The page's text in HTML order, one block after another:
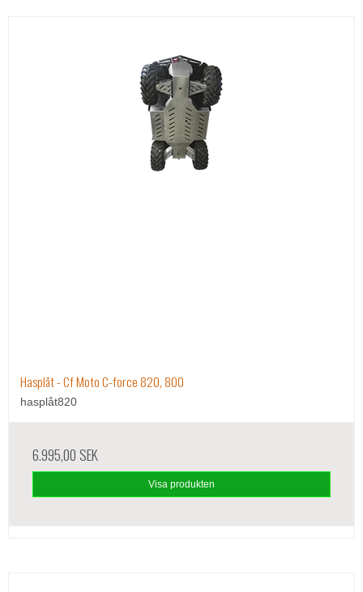
Hasplåt - Cf Moto C-force 820, 800
hasplåt820
6.995,00 SEK
Visa produkten